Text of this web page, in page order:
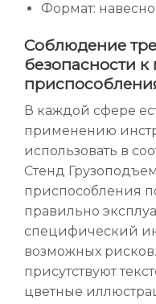
Формат:
Соблюдение
безопасности к
В каждой сфере
применению
использовать в
Стенд
приспособления
правильно
специфический
возможных
присутствуют
цветные